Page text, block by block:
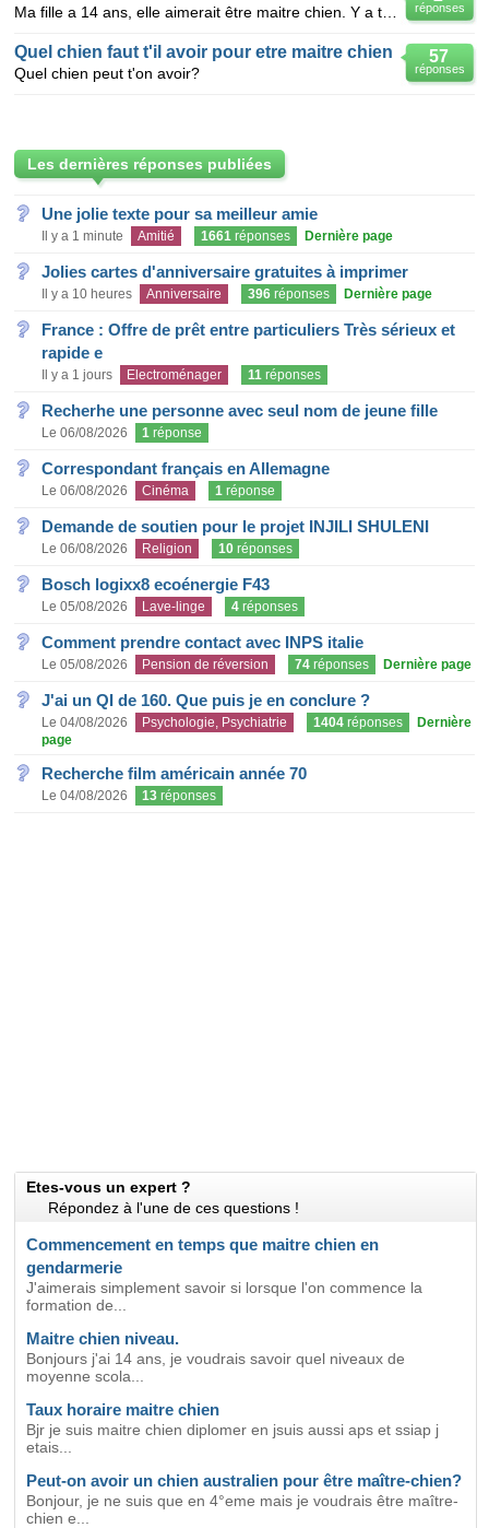
réponses
57
réponses
Quel chien faut t'il avoir pour etre maitre chien
Quel chien peut t'on avoir?
Les dernières réponses publiées
Une jolie texte pour sa meilleur amie
Il y a 1 minute Amitié 1661 réponses Dernière page
Jolies cartes d'anniversaire gratuites à imprimer
Il y a 10 heures Anniversaire 396 réponses Dernière page
France : Offre de prêt entre particuliers Très sérieux et
rapide e
Il y a 1 jours Electroménager 11 réponses
Recherhe une personne avec seul nom de jeune fille
Le 06/08/2026 1 réponse
Correspondant français en Allemagne
Le 06/08/2026 Cinéma 1 réponse
Demande de soutien pour le projet INJILI SHULENI
Le 06/08/2026 Religion 10 réponses
Bosch logixx8 ecoénergie F43
Le 05/08/2026 Lave-linge 4 réponses
Comment prendre contact avec INPS italie
Le 05/08/2026 Pension de réversion 74 réponses Dernière page
J'ai un QI de 160. Que puis je en conclure ?
Le 04/08/2026 Psychologie, Psychiatrie 1404 réponses
Dernière
page
Recherche film américain année 70
Le 04/08/2026 13 réponses
Etes-vous un expert ?
Répondez à l'une de ces questions !
Commencement en temps que maitre chien en
gendarmerie
J'aimerais simplement savoir si lorsque l'on commence la
formation de...
Maitre chien niveau.
Bonjours j'ai 14 ans, je voudrais savoir quel niveaux de
moyenne scola...
Taux horaire maitre chien
Bjr je suis maitre chien diplomer en jsuis aussi aps et ssiap j
etais...
Peut-on avoir un chien australien pour être maître-chien?
Bonjour, je ne suis que en 4°eme mais je voudrais être maître-
chien e...